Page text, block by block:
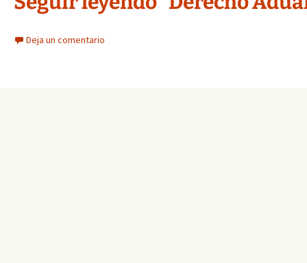
Deja un comentario